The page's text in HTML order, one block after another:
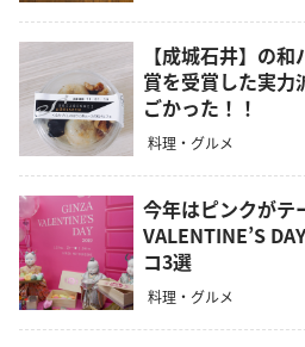
【成城石井】の
賞を受賞した実力
ごかった！！
料理・グルメ
今年はピンクがテ
VALENTINE’S
コ3選
料理・グルメ